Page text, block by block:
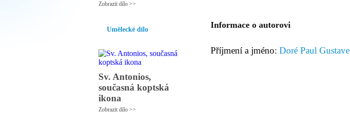
Zobrazit dílo >>
Umělecké dílo
Sv. Antonios,
současná koptská
ikona
Zobrazit dílo >>
Informace o autorovi
Příjmení a jméno: Doré Paul Gustave